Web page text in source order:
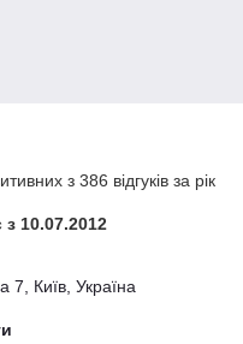
з 386 відгуків за рік
10.07.2012
7, Київ, Україна